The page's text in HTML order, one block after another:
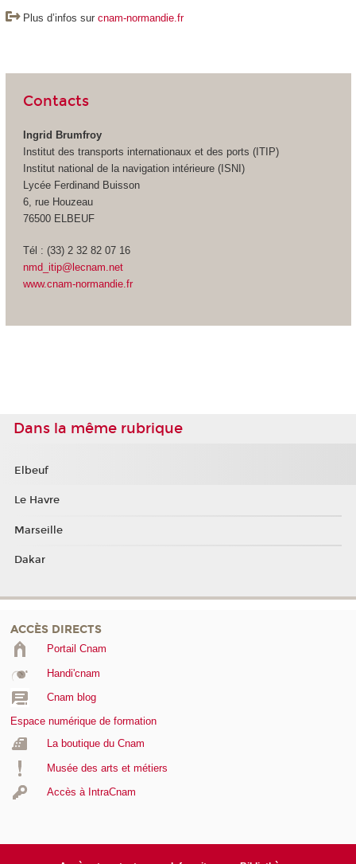
Plus d’infos sur cnam-normandie.fr
Contacts
Ingrid Brumfroy
Institut des transports internationaux et des ports (ITIP)
Institut national de la navigation intérieure (ISNI)
Lycée Ferdinand Buisson
6, rue Houzeau
76500 ELBEUF
Tél : (33) 2 32 82 07 16
nmd_itip@lecnam.net
www.cnam-normandie.fr
Dans la même rubrique
Elbeuf
Le Havre
Marseille
Dakar
ACCÈS DIRECTS
Portail Cnam
Handi'cnam
Cnam blog
Espace numérique de formation
La boutique du Cnam
Musée des arts et métiers
Accès à IntraCnam